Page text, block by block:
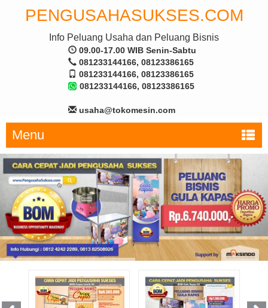
PENGUSAHASUKSES.COM
Info Peluang Usaha dan Peluang Bisnis
09.00-17.00 WIB Senin-Sabtu
081233144166, 08123386165
081233144166, 08123386165
081233144166, 08123386165
usaha@tokomesin.com
Menu